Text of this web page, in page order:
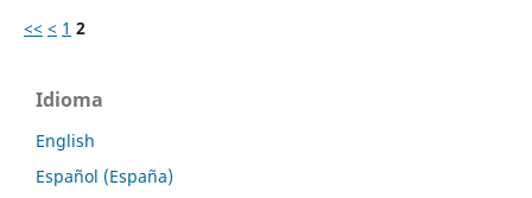
<< < 1 2
Idioma
English
Español (España)